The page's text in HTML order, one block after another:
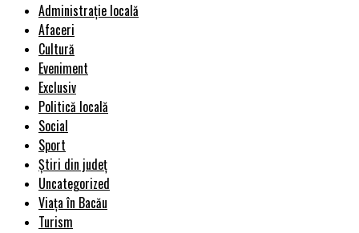
Administrație locală
Afaceri
Cultură
Eveniment
Exclusiv
Politică locală
Social
Sport
Știri din județ
Uncategorized
Viața în Bacău
Turism